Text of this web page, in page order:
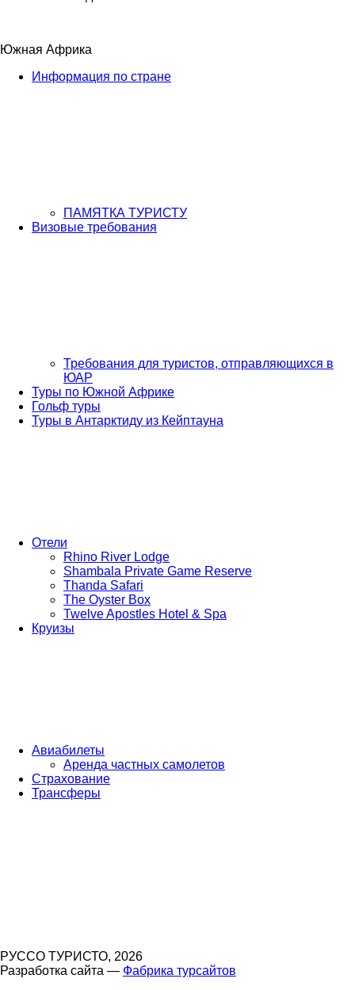
Южная Африка
Информация по стране
ПАМЯТКА ТУРИСТУ
Визовые требования
Требования для туристов, отправляющихся в
ЮАР
Туры по Южной Африке
Гольф туры
Туры в Антарктиду из Кейптауна
Отели
Rhino River Lodge
Shambala Private Game Reserve
Thanda Safari
The Oyster Box
Twelve Apostles Hotel & Spa
Круизы
Авиабилеты
Аренда частных самолетов
Страхование
Трансферы
РУССО ТУРИСТО, 2026
Разработка сайта — Фабрика турсайтов